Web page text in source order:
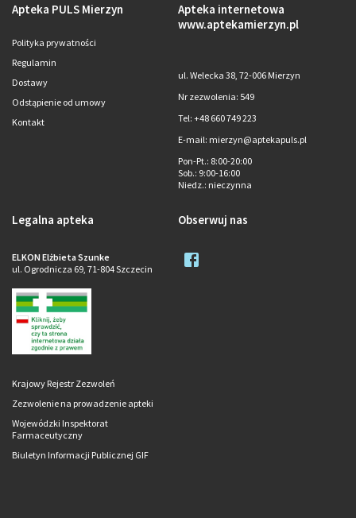
Apteka PULS Mierzyn
Polityka prywatności
Regulamin
Dostawy
Odstąpienie od umowy
Kontakt
Apteka internetowa
www.aptekamierzyn.pl
ul. Welecka 38, 72-006 Mierzyn
Nr zezwolenia: 549
Tel: +48 660 749 223
E-mail: mierzyn@aptekapuls.pl
Pon-Pt.: 8:00-20:00
Sob.: 9:00-16:00
Niedz.: nieczynna
Legalna apteka
ELKON Elżbieta Szunke
ul. Ogrodnicza 69, 71-804 Szczecin
Krajowy Rejestr Zezwoleń
Zezwolenie na prowadzenie apteki
Wojewódzki Inspektorat
Farmaceutyczny
Biuletyn Informacji Publicznej GIF
Obserwuj nas